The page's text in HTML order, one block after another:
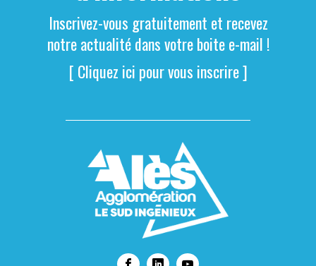
Inscrivez-vous gratuitement et recevez
notre actualité dans votre boite e-mail !
[ Cliquez ici pour vous inscrire ]